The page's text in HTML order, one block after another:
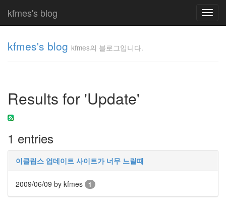
kfmes's blog
kfmes's blog kfmes의 블로그입니다.
Results for 'Update'
1 entries
이클립스 업데이트 사이트가 너무 느릴때
2009/06/09 by kfmes 1
입니
다.
kfmes
Tag
Cloud
kfmes
JateON